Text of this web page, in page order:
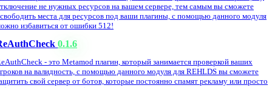
не нужных ресурсов на вашем сервере, тем самым вы сможете
места для ресурсов под ваши плагины, с помощью данного модуля
избавиться от ошибки 512!
0.1.6
- это Metamod плагин, который занимается проверкой ваших
на валидность, с помощью данного модуля для REHLDS вы сможете
свой сервер от ботов, которые постоянно спамят рекламу или просто